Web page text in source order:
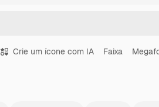
Crie um ícone com IA Faixa